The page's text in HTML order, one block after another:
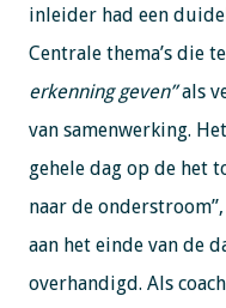
inleider had een
Centrale thema’s die
erkenning geven”als
van samenwerking.
gehele dag op de het
naar de
aan het einde van de
overhandigd. Als